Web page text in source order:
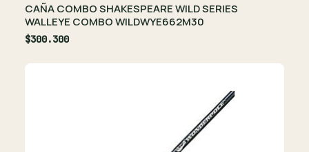
CAÑA COMBO SHAKESPEARE WILD SERIES
WALLEYE COMBO WILDWYE662M30
$300.300